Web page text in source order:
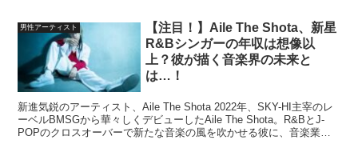
男性アーティスト
【注目！】Aile The Shota、新星
R&Bシンガーの年収は想像以
上？彼が描く音楽界の未来と
は…！
新進気鋭のアーティスト、Aile The Shota 2022年、SKY-HI主宰のレ
ーベルBMSGから華々しくデビューしたAile The Shota。R&BとJ-
POPのクロスオーバーで新たな音楽の風を吹かせる彼に、音楽業界